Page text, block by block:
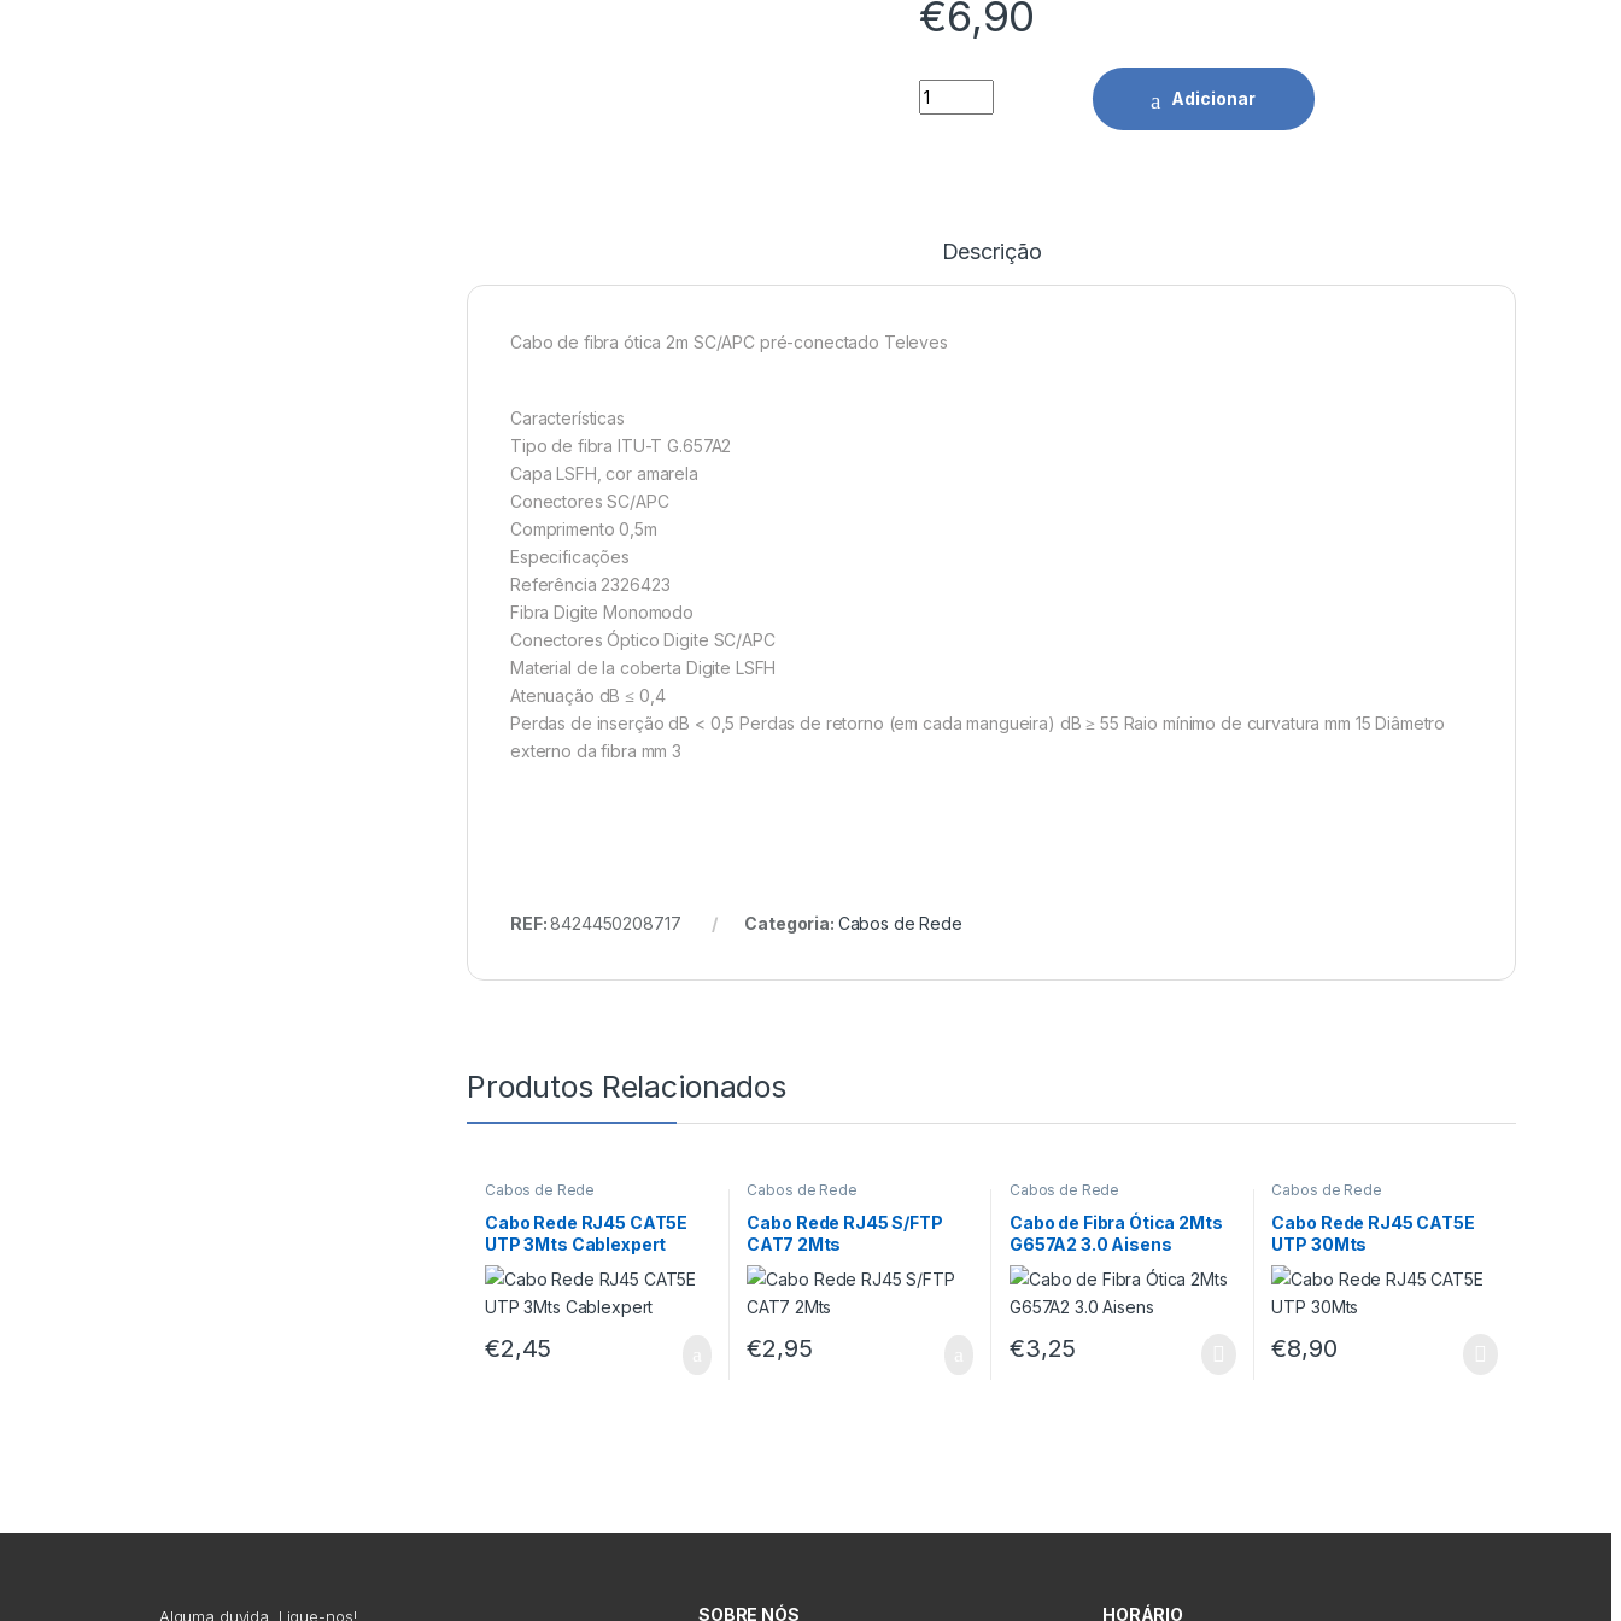
€6,90
Cabo de fibra ótica 0,5Mts SC/APC Pré-conectado Televes quantidade
Adicionar
Descrição
Cabo de fibra ótica 2m SC/APC pré-conectado Televes
Características
Tipo de fibra ITU-T G.657A2
Capa LSFH, cor amarela
Conectores SC/APC
Comprimento 0,5m
Especificações
Referência 2326423
Fibra Digite Monomodo
Conectores Óptico Digite SC/APC
Material de la coberta Digite LSFH
Atenuação dB ≤ 0,4
Perdas de inserção dB < 0,5 Perdas de retorno (em cada mangueira) dB ≥ 55 Raio mínimo de curvatura mm 15 Diâmetro
externo da fibra mm 3
REF:8424450208717 Categoria: Cabos de Rede
Produtos Relacionados
Cabos de Rede
Cabo Rede RJ45 CAT5E
UTP 3Mts Cablexpert
€2,45
Cabos de Rede
Cabo Rede RJ45 S/FTP
CAT7 2Mts
€2,95
Cabos de Rede
Cabo de Fibra Ótica 2Mts
G657A2 3.0 Aisens
€3,25
Cabos de Rede
Cabo Rede RJ45 CAT5E
UTP 30Mts
€8,90
Alguma duvida, Ligue-nos! SOBRE NÓS HORÁRIO